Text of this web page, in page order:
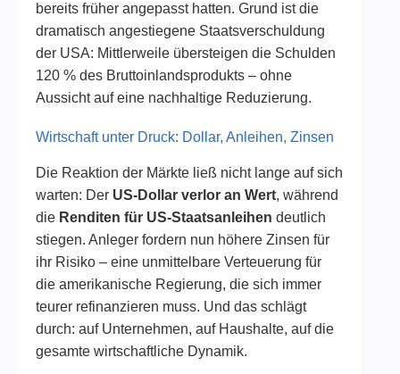
bereits früher angepasst hatten. Grund ist die
dramatisch angestiegene Staatsverschuldung
der USA: Mittlerweile übersteigen die Schulden
120 % des Bruttoinlandsprodukts – ohne
Aussicht auf eine nachhaltige Reduzierung.
Wirtschaft unter Druck: Dollar, Anleihen, Zinsen
Die Reaktion der Märkte ließ nicht lange auf sich
warten: Der US-Dollar verlor an Wert, während
die Renditen für US-Staatsanleihen deutlich
stiegen. Anleger fordern nun höhere Zinsen für
ihr Risiko – eine unmittelbare Verteuerung für
die amerikanische Regierung, die sich immer
teurer refinanzieren muss. Und das schlägt
durch: auf Unternehmen, auf Haushalte, auf die
gesamte wirtschaftliche Dynamik.